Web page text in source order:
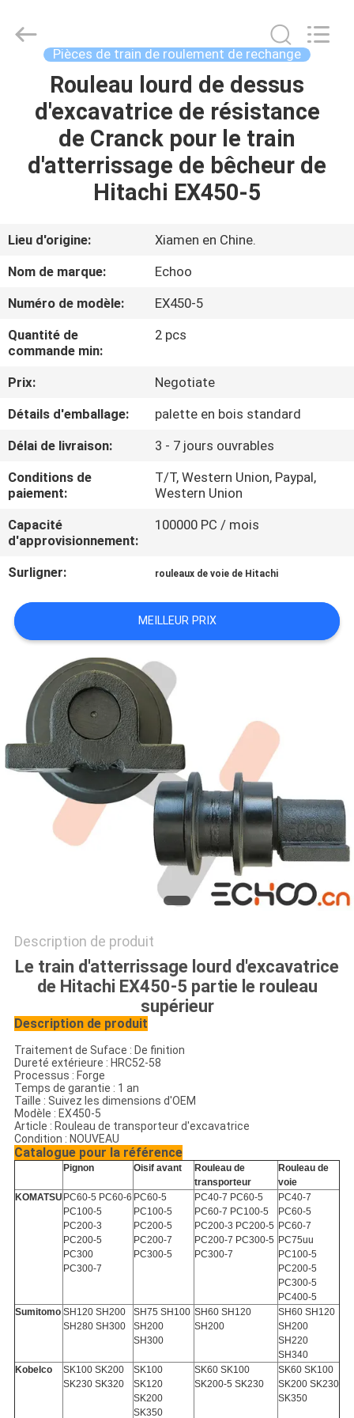
MAISON
PRODUITS
DE
NOUS
VISITE
D'USINE
CONTRÔLE
DE
QUALITÉ
NOUVELLES
DEMANDEZ
UNE
CITATION
SITE
PRIVACY
POLICY
Corporation.
Pièces de train de roulement de rechange
Rouleau lourd de dessus
d'excavatrice de résistance
de Cranck pour le train
d'atterrissage de bêcheur de
Hitachi EX450-5
Lieu d'origine:
Xiamen en Chine.
Nom de marque:
Echoo
Numéro de modèle:
EX450-5
Quantité de
commande min:
2 pcs
Prix:
Negotiate
Détails d'emballage:
palette en bois standard
Délai de livraison:
3 - 7 jours ouvrables
Conditions de
paiement:
T/T, Western Union, Paypal,
Western Union
Capacité
d'approvisionnement:
100000 PC / mois
Surligner: rouleaux de voie de Hitachi
MEILLEUR PRIX
Description de produit
Le train d'atterrissage lourd d'excavatrice
de Hitachi EX450-5 partie le rouleau
supérieur
Description de produit
Traitement de Suface : De finition
Dureté extérieure : HRC52-58
Processus : Forge
Temps de garantie : 1 an
Taille : Suivez les dimensions d'OEM
Modèle : EX450-5
Article : Rouleau de transporteur d'excavatrice
Condition : NOUVEAU
Catalogue pour la référence
Pignon Oisif avant
Rouleau de
transporteur
Rouleau de
voie
KOMATSU PC60-5 PC60-6
PC100-5
PC200-3
PC200-5
PC300
PC300-7
PC60-5
PC100-5
PC200-5
PC200-7
PC300-5
PC40-7 PC60-5
PC60-7 PC100-5
PC200-3 PC200-5
PC200-7 PC300-5
PC300-7
PC40-7
PC60-5
PC60-7
PC75uu
PC100-5
PC200-5
PC300-5
PC400-5
Sumitomo SH120 SH200
SH280 SH300
SH75 SH100
SH200
SH300
SH60 SH120
SH200
SH60 SH120
SH200
SH220
SH340
Kobelco
SK100 SK200
SK230 SK320
SK100
SK120
SK200
SK350
SK60 SK100
SK200-5 SK230
SK60 SK100
SK200 SK230
SK350